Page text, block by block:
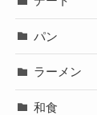
パン
ラーメン
和食